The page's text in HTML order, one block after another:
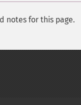
notes for this page.